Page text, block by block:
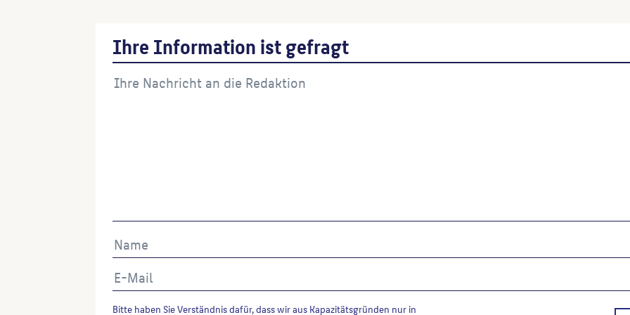
Ihre Information ist gefragt
Bitte haben Sie Verständnis dafür, dass wir aus Kapazitätsgründen nur in